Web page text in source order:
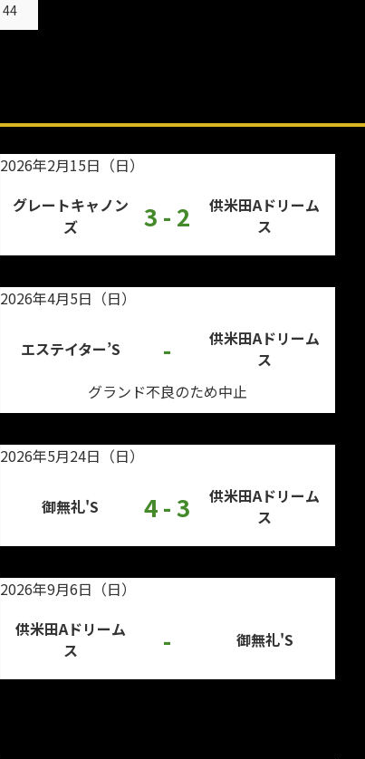
44
2026年2月15日（日）
グレートキャノン
ズ
3 - 2
供米田Aドリーム
ス
2026年4月5日（日）
エステイター’S -
供米田Aドリーム
ス
グランド不良のため中止
2026年5月24日（日）
御無礼'S 4 - 3
供米田Aドリーム
ス
2026年9月6日（日）
供米田Aドリーム
ス
- 御無礼'S